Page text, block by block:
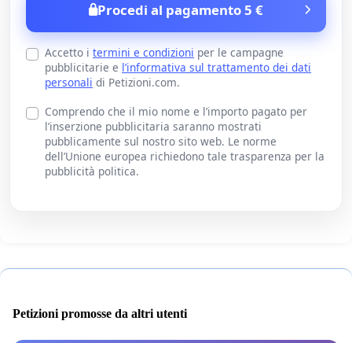
Procedi al pagamento 5 €
Accetto i termini e condizioni per le campagne
pubblicitarie e l’informativa sul trattamento dei dati
personali di Petizioni.com.
Comprendo che il mio nome e l’importo pagato per
l’inserzione pubblicitaria saranno mostrati
pubblicamente sul nostro sito web. Le norme
dell’Unione europea richiedono tale trasparenza per la
pubblicità politica.
Petizioni promosse da altri utenti